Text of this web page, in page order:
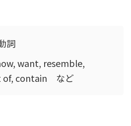
詞
want, resemble,
of, contain など